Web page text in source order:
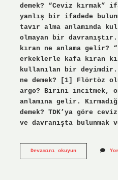
demek? “Ceviz
yanlış bir ifadede
tavır alma anlamında
olmayan bir
kıran ne anlama gelir?
erkeklerle kafa kıran
kullanılan bir deyimdir.
ne demek? [1] Flörtöz
argo? Birini incitmek,
anlamına gelir.
demek? TDK’ya göre
ve davranışta bulunmak
Devamını okuyunArgoda